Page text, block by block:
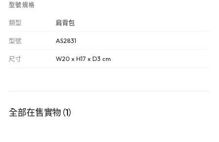
型號規格
類型 肩背包
型號 AS2831
尺寸 W20 x H17 x D3 cm
全部在售實物（1）